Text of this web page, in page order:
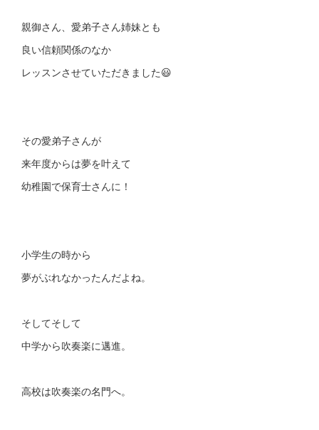
親御さん、愛弟子さん姉妹とも
良い信頼関係のなか
レッスンさせていただきました😃
その愛弟子さんが
来年度からは夢を叶えて
幼稚園で保育士さんに！
小学生の時から
夢がぶれなかったんだよね。
そしてそして
中学から吹奏楽に邁進。
高校は吹奏楽の名門へ。